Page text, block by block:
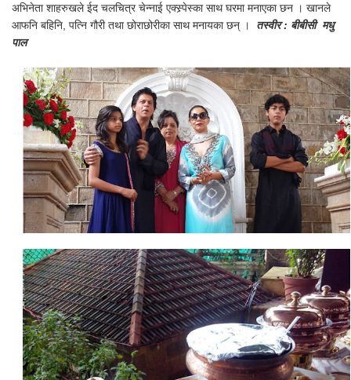
अभिनेता शाहरुखले ईद चलचित्र चेन्नाई एक्स्र्पेस्का साथ घरमा मनाएका छन । खानले
आफनि बहिनि, पत्नि गौरी तथा छोराछोरीका साथ मनायका छन् । तस्वीर : बीबीसी मधु
पाल